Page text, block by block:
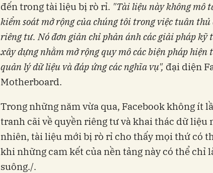
đến trong tài liệu bị rò rỉ. "Tài liệu này không mô
kiểm soát mở rộng của chúng tôi trong việc tuân thủ
riêng tư. Nó đơn giản chỉ phản ánh các giải pháp kỹ
xây dựng nhằm mở rộng quy mô các biện pháp hiện
quản lý dữ liệu và đáp ứng các nghĩa vụ", đại diện
Motherboard.
Trong những năm vừa qua, Facebook không ít
tranh cãi về quyền riêng tư và khai thác dữ liệu
nhiên, tài liệu mới bị rò rỉ cho thấy mọi thứ có
khi những cam kết của nền tảng này có thể chỉ
suông./.